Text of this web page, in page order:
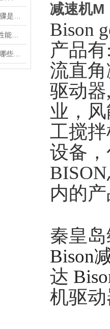
减速机M
Bison
产品
流直
驱动
业，
工搅
设备
内的
秦皇
Bison
达
机驱